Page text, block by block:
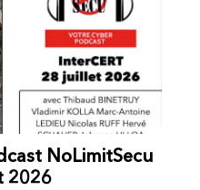
NoLimitSecu
2026